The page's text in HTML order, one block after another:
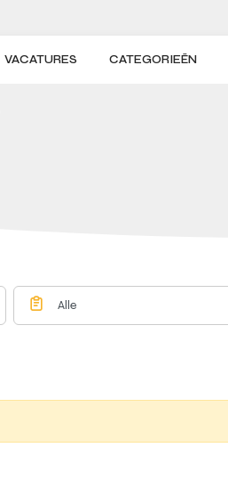
VACATURES CATEGORIEËN
Alle